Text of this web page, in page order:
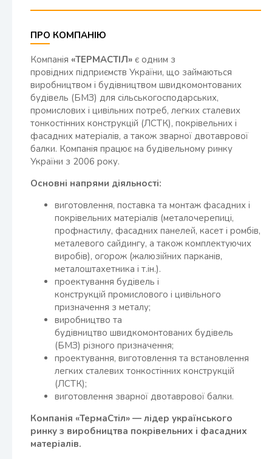
ПРО КОМПАНІЮ
Компанія «ТЕРМАСТІЛ» є одним з
провідних підприємств України, що займаються
виробництвом і будівництвом швидкомонтованих
будівель (БМЗ) для сільськогосподарських,
промислових і цивільних потреб, легких сталевих
тонкостінних конструкцій (ЛСТК), покрівельних і
фасадних матеріалів, а також зварної двотаврової
балки. Компанія працює на будівельному ринку
України з 2006 року.
Основні напрями діяльності:
виготовлення, поставка та монтаж фасадних і
покрівельних матеріалів (металочерепиці,
профнастилу, фасадних панелей, касет і ромбів,
металевого сайдингу, а також комплектуючих
виробів), огорож (жалюзійних парканів,
металоштахетника і т.ін.).
проектування будівель і
конструкцій промислового і цивільного
призначення з металу;
виробництво та
будівництво швидкомонтованих будівель
(БМЗ) різного призначення;
проектування, виготовлення та встановлення
легких сталевих тонкостінних конструкцій
(ЛСТК);
виготовлення зварної двотаврової балки.
Компанія «ТермаСтіл» — лідер українського
ринку з виробництва покрівельних і фасадних
матеріалів.